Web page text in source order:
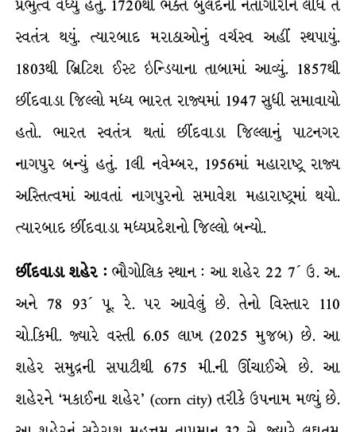
પ્રભુત્વ વધ્યું હતું. 1720થી ભક્ત બુલંદની નેતાગીરીને લીધે તે
સ્વતંત્ર થયું. ત્યારબાદ મરાઠાઓનું વર્ચસ્વ અહીં સ્થપાયું.
1803થી બ્રિટિશ ઈસ્ટ ઇન્ડિયાના તાબામાં આવ્યું. 1857થી
છીંદવાડા જિલ્લો મધ્ય ભારત રાજ્યમાં 1947 સુધી સમાવાયો
હતો. ભારત સ્વતંત્ર થતાં છીંદવાડા જિલ્લાનું પાટનગર
નાગપુર બન્યું હતું. 1લી નવેમ્બર, 1956માં મહારાષ્ટ્ર રાજ્ય
અસ્તિત્વમાં આવતાં નાગપુરનો સમાવેશ મહારાષ્ટ્રમાં થયો.
ત્યારબાદ છીંદવાડા મધ્યપ્રદેશનો જિલ્લો બન્યો.
છીંદવાડા શહેર : ભૌગોલિક સ્થાન : આ શહેર 22 7´ ઉ. અ.
અને 78 93´ પૂ. રે. પર આવેલું છે. તેનો વિસ્તાર 110
ચો.કિમી. જ્યારે વસ્તી 6.05 લાખ (2025 મુજબ) છે. આ
શહેર સમુદ્રની સપાટીથી 675 મી.ની ઊંચાઈએ છે. આ
શહેરને ‘મકાઈના શહેર’ (corn city) તરીકે ઉપનામ મળ્યું છે.